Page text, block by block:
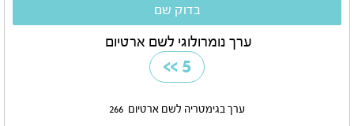
ערך נומרולוגי לשם ארטיום
5
>>
ערך בגימטריה לשם ארטיום 266